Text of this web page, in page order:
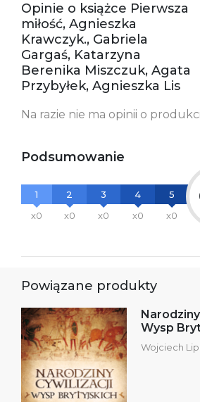
Polska
Ostrzeżenia oraz
informacje dotyczące
bezpieczeństwa:
Opinie o książce Pierwsza
miłość, Agnieszka
Krawczyk., Gabriela
Gargaś, Katarzyna
Berenika Miszczuk, Agata
Przybyłek, Agnieszka Lis
Na razie nie ma opinii o
Podsumowanie
1
x0
2
x0
3
x0
4
x0
5
x0
Powiązane produkty
Wysp
Wojciech